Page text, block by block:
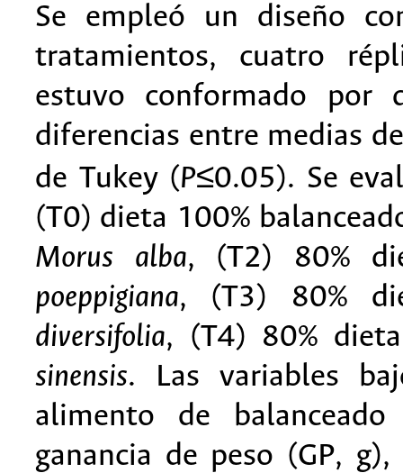
Se empleó un diseño
tratamientos, cuatro
estuvo conformado por
diferencias entre medias
de Tukey (P≤0.05). Se
(T0) dieta 100%
Morus alba, (T2) 80%
poeppigiana, (T3) 80%
diversifolia, (T4) 80%
sinensis. Las variables
alimento de
ganancia de peso (GP,